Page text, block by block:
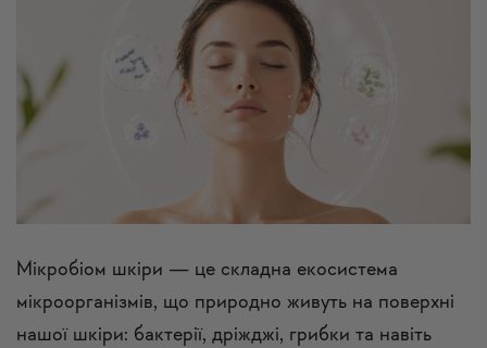
Мікробіом шкіри — це складна екосистема
мікроорганізмів, що природно живуть на поверхні
нашої шкіри: бактерії, дріжджі, грибки та навіть